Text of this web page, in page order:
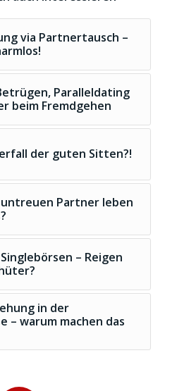
via Partnertausch –
Paralleldating
beim Fremdgehen
der guten Sitten?!
Partner leben
– Reigen
in der
– warum machen das